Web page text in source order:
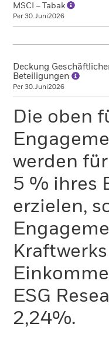
MSCI – Tabak
Per 30.Juni2026
Deckung
Beteiligungen
Per 30.Juni2026
Die oben
werden
5 % ihres
erzielen,
ESG
2,24%.